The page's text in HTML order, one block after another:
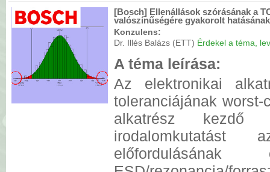
[Bosch] Ellenállások szórásának a
valószínűségére gyakorolt
Konzulens:
Dr. Illés Balázs (ETT) Érdekel a téma,
A téma leírása:
Az elektronikai
toleranciájának
alkatrész kezdő
irodalomkutatást
előfordulásának